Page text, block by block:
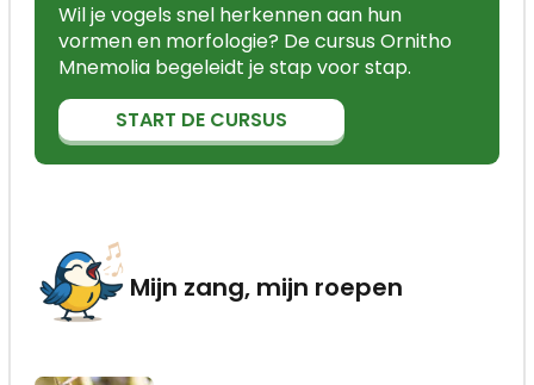
Wil je vogels snel herkennen aan hun
vormen en morfologie? De cursus Ornitho
Mnemolia begeleidt je stap voor stap.
START DE CURSUS
Mijn zang, mijn roepen